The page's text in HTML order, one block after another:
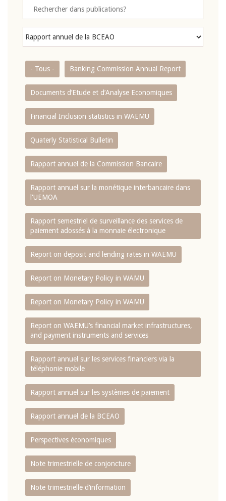
- Tous - Banking Commission Annual Report
Documents d’Etude et d’Analyse Economiques
Financial Inclusion statistics in WAEMU
Quaterly Statistical Bulletin
Rapport annuel de la Commission Bancaire
Rapport annuel sur la monétique interbancaire dans
l'UEMOA
Rapport semestriel de surveillance des services de
paiement adossés à la monnaie électronique
Report on deposit and lending rates in WAEMU
Report on Monetary Policy in WAMU
Report on Monetary Policy in WAMU
Report on WAEMU’s financial market infrastructures,
and payment instruments and services
Rapport annuel sur les services financiers via la
téléphonie mobile
Rapport annuel sur les systèmes de paiement
Rapport annuel de la BCEAO
Perspectives économiques
Note trimestrielle de conjoncture
Note trimestrielle d‘information